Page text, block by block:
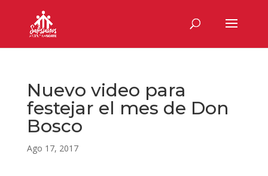
Nuevo video para
festejar el mes de Don
Bosco
Ago 17, 2017